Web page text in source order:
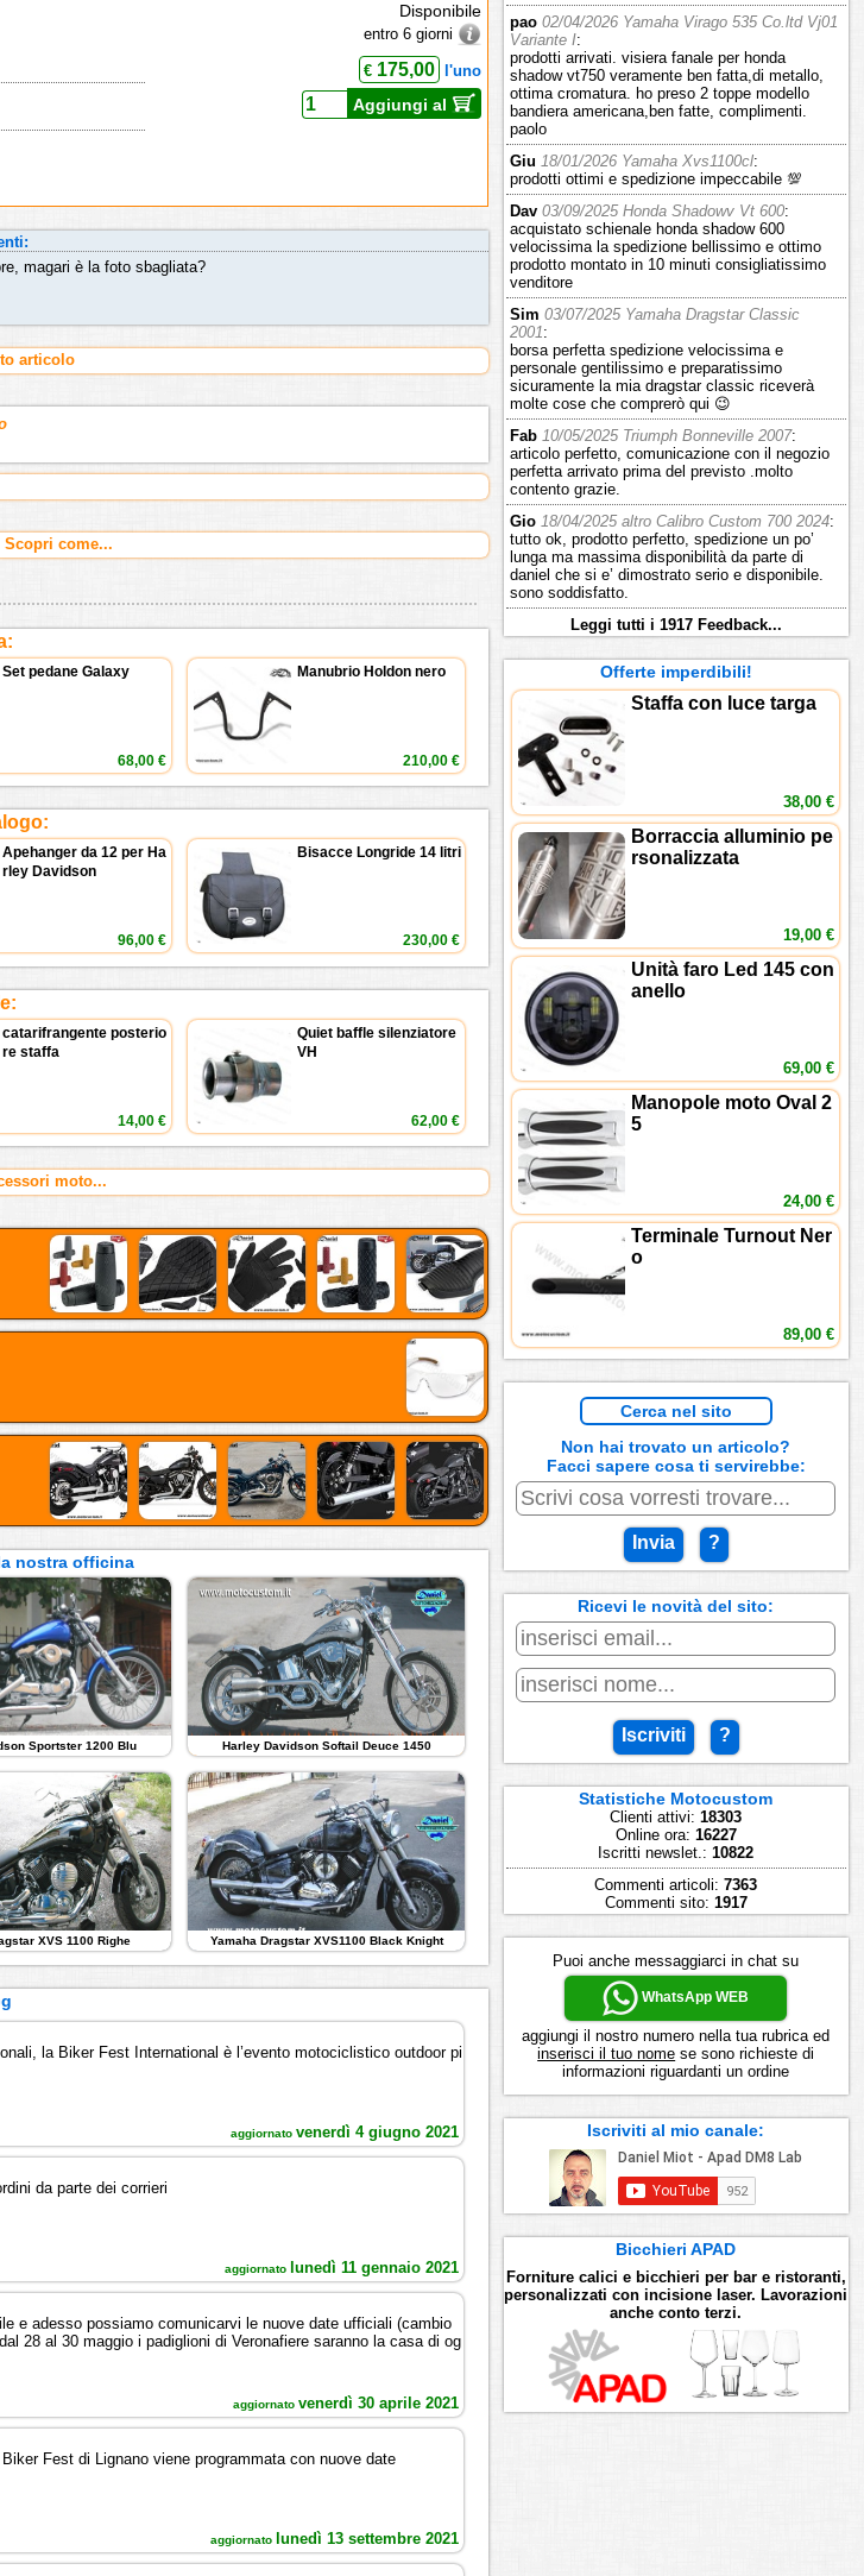
Disponibile
entro 6 giorni
€175,00 l'uno
Aggiungi al
magari è la foto sbagliata?
articolo
come...
Set pedane Galaxy
68,00 €
Manubrio Holdon nero
210,00 €
Apehanger da 12 per Ha
rley Davidson
96,00 €
Bisacce Longride 14 litri
230,00 €
catarifrangente posterio
re staffa
14,00 €
Quiet baffle silenziatore
VH
62,00 €
moto...
nostra officina
Sportster 1200 Blu Harley Davidson Softail Deuce 1450
XVS 1100 Righe Yamaha Dragstar XVS1100 Black Knight
la Biker Fest International è l’evento motociclistico outdoor pi
aggiornatovenerdì 4 giugno 2021
da parte dei corrieri
aggiornato lunedì 11 gennaio 2021
e adesso possiamo comunicarvi le nuove date ufficiali (cambio
28 al 30 maggio i padiglioni di Veronafiere saranno la casa di og
aggiornatovenerdì 30 aprile 2021
Fest di Lignano viene programmata con nuove date
aggiornato lunedì 13 settembre 2021
pao 02/04/2026 Yamaha Virago 535 Co.ltd Vj01
Variante I:
prodotti arrivati. visiera fanale per honda
shadow vt750 veramente ben fatta,di metallo,
ottima cromatura. ho preso 2 toppe modello
bandiera americana,ben fatte, complimenti.
paolo
Giu 18/01/2026 Yamaha Xvs1100cl:
prodotti ottimi e spedizione impeccabile 💯
Dav 03/09/2025 Honda Shadowv Vt 600:
acquistato schienale honda shadow 600
velocissima la spedizione bellissimo e ottimo
prodotto montato in 10 minuti consigliatissimo
venditore
Sim 03/07/2025 Yamaha Dragstar Classic
2001:
borsa perfetta spedizione velocissima e
personale gentilissimo e preparatissimo
sicuramente la mia dragstar classic riceverà
molte cose che comprerò qui 😉
Fab 10/05/2025 Triumph Bonneville 2007:
articolo perfetto, comunicazione con il negozio
perfetta arrivato prima del previsto .molto
contento grazie.
Gio 18/04/2025 altro Calibro Custom 700 2024:
tutto ok, prodotto perfetto, spedizione un po’
lunga ma massima disponibilità da parte di
daniel che si e’ dimostrato serio e disponibile.
sono soddisfatto.
Leggi tutti i 1917 Feedback...
Offerte imperdibili!
Staffa con luce targa
38,00 €
Borraccia alluminio pe
rsonalizzata
19,00 €
Unità faro Led 145 con
anello
69,00 €
Manopole moto Oval 2
5
24,00 €
Terminale Turnout Ner
o
89,00 €
Cerca nel sito
Non hai trovato un articolo?
Facci sapere cosa ti servirebbe:
Invia ?
Ricevi le novità del sito:
Iscriviti ?
Statistiche Motocustom
Clienti attivi:18303
Online ora: 16227
Iscritti newslet.:10822
Commenti articoli:7363
Commenti sito: 1917
Puoi anche messaggiarci in chat su
WhatsApp WEB
aggiungi il nostro numero nella tua rubrica ed
inserisci il tuo nome se sono richieste di
informazioni riguardanti un ordine
Iscriviti al mio canale:
Bicchieri APAD
Forniture calici e bicchieri per bar e ristoranti,
personalizzati con incisione laser. Lavorazioni
anche conto terzi.